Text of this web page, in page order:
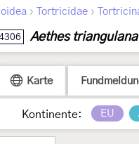
› Tortricidae ›
Aethes triangulana
Karte
Kontinente: EU